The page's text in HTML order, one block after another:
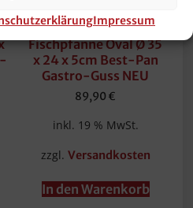
Impressum
AMT Induktion
Fischpfanne Oval Ø 35
x 24 x 5cm Best-Pan
Gastro-Guss NEU
89,90 €
inkl. 19 % MwSt.
zzgl. Versandkosten
In den Warenkorb